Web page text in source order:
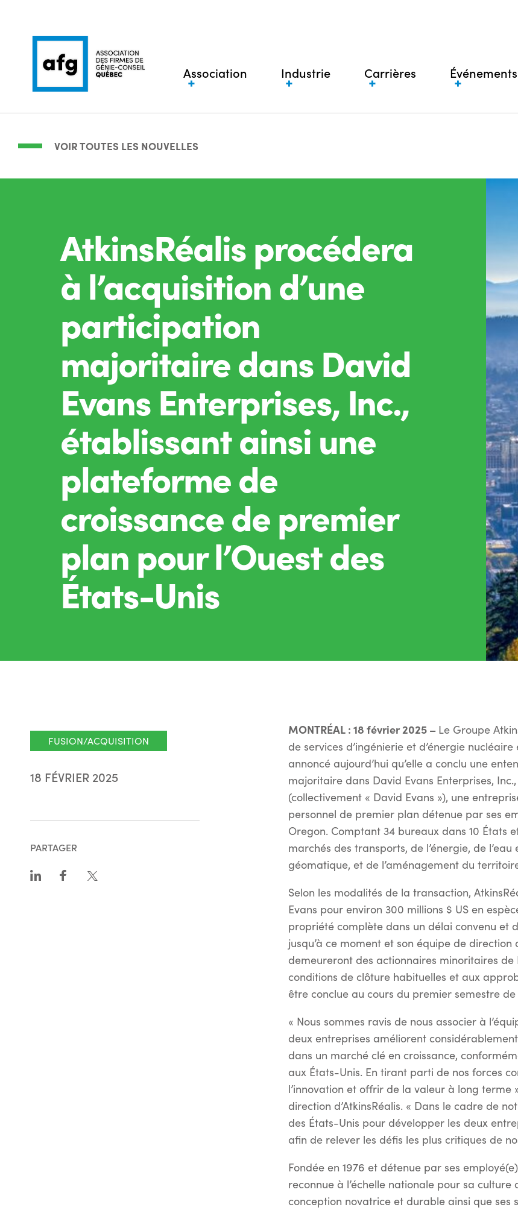
Association Industrie Carrières Événements
VOIR TOUTES LES NOUVELLES
AtkinsRéalis procédera
à l’acquisition d’une
participation
majoritaire dans David
Evans Enterprises, Inc.,
établissant ainsi une
plateforme de
croissance de premier
plan pour l’Ouest des
États-Unis
FUSION/ACQUISITION
18 FÉVRIER 2025
PARTAGER
MONTRÉAL : 18 février 2025 – Le Groupe
de services d’ingénierie et d’énergie
annoncé aujourd’hui qu’elle a conclu une
majoritaire dans David Evans Enterprises,
(collectivement « David Evans »), une
personnel de premier plan détenue par ses
Oregon. Comptant 34 bureaux dans 10 États
marchés des transports, de l’énergie, de
géomatique, et de l’aménagement du
Selon les modalités de la transaction,
Evans pour environ 300 millions $ US en
propriété complète dans un délai convenu et
jusqu’à ce moment et son équipe de
demeureront des actionnaires minoritaires
conditions de clôture habituelles et aux
être conclue au cours du premier semestre de
« Nous sommes ravis de nous associer à
deux entreprises améliorent
dans un marché clé en croissance,
aux États-Unis. En tirant parti de nos forces
l’innovation et offrir de la valeur à long
direction d’AtkinsRéalis. « Dans le cadre de
des États-Unis pour développer les deux
afin de relever les défis les plus critiques de
Fondée en 1976 et détenue par ses
reconnue à l’échelle nationale pour sa
conception novatrice et durable ainsi que ses